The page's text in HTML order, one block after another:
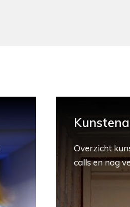
Overzicht
calls en nog